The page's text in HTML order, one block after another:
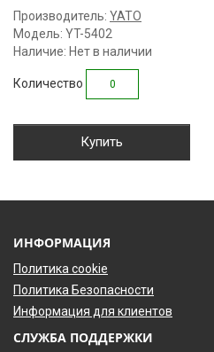
Производитель: YATO
Модель: YT-5402
Наличие: Нет в наличии
Количество
Купить
ИНФОРМАЦИЯ
Политика cookie
Политика Безопасности
Информация для клиентов
СЛУЖБА ПОДДЕРЖКИ